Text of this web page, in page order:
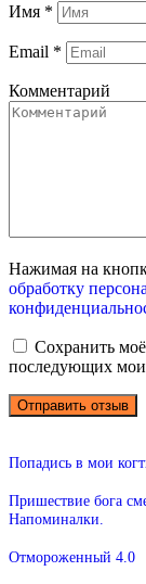
Имя *
Email *
Комментарий
Нажимая на
обработку
Сохранить
последующих
Попадись в мои
Пришествие бога
Напоминалки.
Отмороженный 4.0